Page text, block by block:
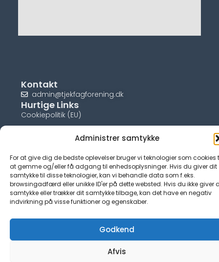
Administrer samtykke
For at give dig de bedste oplevelser bruger vi teknologier som cookies
at gemme og/eller få adgang til enhedsoplysninger. Hvis du giver dit
samtykke til disse teknologier, kan vi behandle data som f.eks.
browsingadfærd eller unikke ID'er på dette websted. Hvis du ikke giver
samtykke eller trækker dit samtykke tilbage, kan det have en negativ
indvirkning på visse funktioner og egenskaber.
Godkend
Afvis
Kontakt
admin@tjekfagforening.dk
Hurtige Links
Cookiepolitik (EU)
© tjek-fagforening.dk